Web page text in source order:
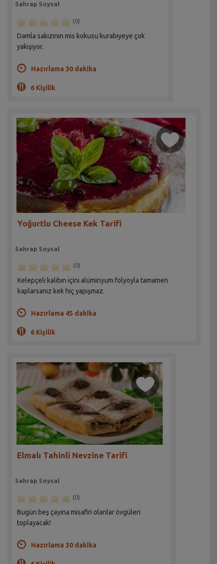
Sahrap Soysal
(0)
Damla sakızının mis kokusu kurabiyeye çok
yakışıyor.
Hazırlama 30 dakika
6 Kişilik
Yoğurtlu Cheese Kek Tarifi
Sahrap Soysal
(0)
Kelepçeli kalıbın içini alüminyum folyoyla tamamen
kaplarsanız kek hiç yapışmaz.
Hazırlama 45 dakika
6 Kişilik
Elmalı Tahinli Nevzine Tarifi
Sahrap Soysal
(0)
Bugün beş çayına misafiri olanlar övgüleri
toplayacak!
Hazırlama 30 dakika